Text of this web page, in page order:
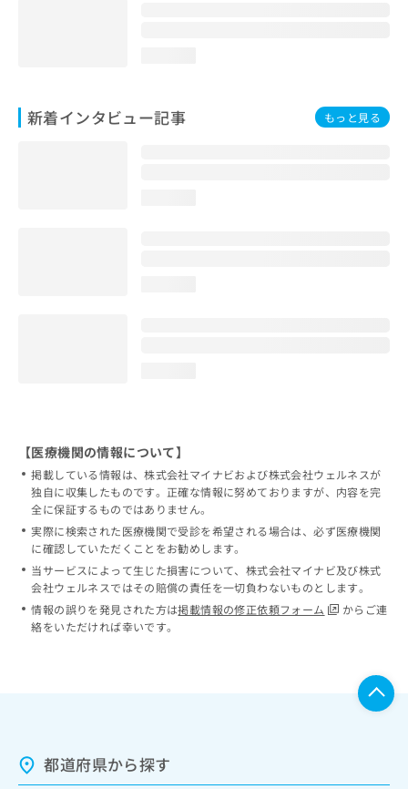
新着インタビュー記事 もっと見る
【医療機関の情報について】
掲載している情報は、株式会社マイナビおよび株式会社ウェルネスが
独自に収集したものです。正確な情報に努めておりますが、内容を完
全に保証するものではありません。
実際に検索された医療機関で受診を希望される場合は、必ず医療機関
に確認していただくことをお勧めします。
当サービスによって生じた損害について、株式会社マイナビ及び株式
会社ウェルネスではその賠償の責任を一切負わないものとします。
情報の誤りを発見された方は掲載情報の修正依頼フォーム
からご連
絡をいただければ幸いです。
都道府県から探す